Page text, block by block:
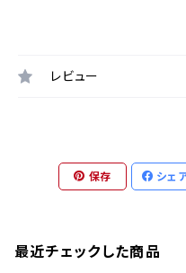
レビュー
保存 シェ
最近チェックした商品